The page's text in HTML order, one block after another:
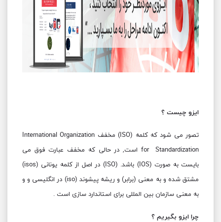
ایزو چیست ؟
تصور می شود که کلمه (ISO) مخفف International Organization
for Standardization است, در حالی که مخفف عبارت فوق می
بایست به صورت (IOS) باشد. (ISO) در اصل از کلمه یونانی (isos)
مشتق شده و به معنی (برابر) و ریشه پیشوند (iso) در انگلیسی و و
به معنی سازمان بین المللی برای استاندارد سازی است .
چرا ایزو بگیریم ؟